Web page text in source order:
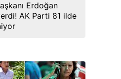
Erdoğan
AK Parti 81 ilde